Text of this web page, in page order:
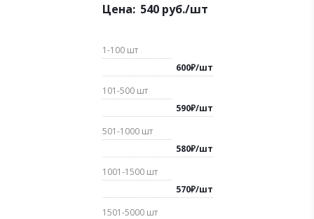
Цена: 540руб./шт
1-100 шт
600₽/шт
101-500 шт
590₽/шт
501-1000 шт
580₽/шт
1001-1500 шт
570₽/шт
1501-5000 шт